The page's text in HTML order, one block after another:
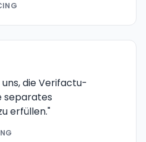
die Verifactu-
separates
erfüllen."